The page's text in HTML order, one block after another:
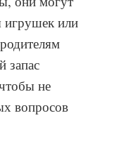
игрушек или
запас
не
вопросов